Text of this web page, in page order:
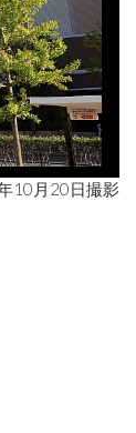
10月20日撮影